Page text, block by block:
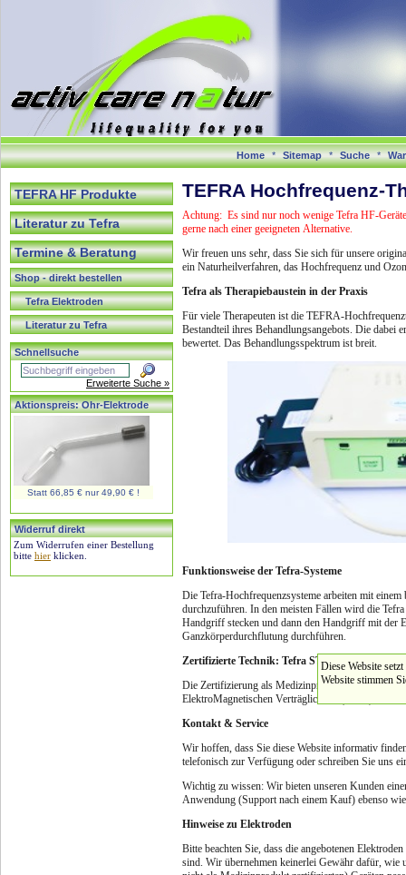
Home * Sitemap * Suche *
TEFRA HF Produkte
Literatur zu Tefra
Termine & Beratung
Shop - direkt bestellen
Tefra Elektroden
Literatur zu Tefra
Schnellsuche
Erweiterte Suche »
Aktionspreis: Ohr-Elektrode
Statt 66,85 € nur 49,90 € !
Widerruf direkt
Zum Widerrufen einer Bestellung
bitte hier klicken.
TEFRA Hochfrequenz-
Achtung: Es sind nur noch wenige Tefra HF-
gerne nach einer geeigneten Alternative.
Wir freuen uns sehr, dass Sie sich für unsere
ein Naturheilverfahren, das Hochfrequenz und
Tefra als Therapiebaustein in der Praxis
Für viele Therapeuten ist die TEFRA-
Bestandteil ihres Behandlungsangebots. Die dabei
bewertet. Das Behandlungsspektrum ist breit.
Funktionsweise der Tefra-Systeme
Die Tefra-Hochfrequenzsysteme arbeiten mit
durchzuführen. In den meisten Fällen wird die
Handgriff stecken und dann den Handgriff mit der
Ganzkörperdurchflutung durchführen.
Zertifizierte Technik: Tefra STIVel
Die Zertifizierung als Medizinprodukt, Klasse IIa,
ElektroMagnetischen Verträglichkeit (EMV)
Kontakt & Service
Wir hoffen, dass Sie diese Website informativ
telefonisch zur Verfügung oder schreiben Sie uns
Wichtig zu wissen: Wir bieten unseren Kunden
Anwendung (Support nach einem Kauf) ebenso
Hinweise zu Elektroden
Bitte beachten Sie, dass die angebotenen
sind. Wir übernehmen keinerlei Gewähr dafür,
Diese Website
Website stimmen